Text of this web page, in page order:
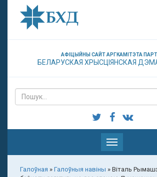
АФІЦЫЙНЫ САЙТ АРГКАМІТЭТА
БЕЛАРУСКАЯ ХРЫСЦІЯНСКАЯ
Паказаць
меню
Галоўная » Галоўныя навіны » Віталь